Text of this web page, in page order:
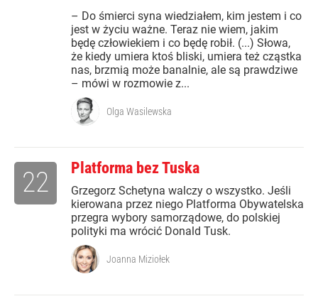
– Do śmierci syna wiedziałem, kim jestem i co
jest w życiu ważne. Teraz nie wiem, jakim
będę człowiekiem i co będę robił. (...) Słowa,
że kiedy umiera ktoś bliski, umiera też cząstka
nas, brzmią może banalnie, ale są prawdziwe
– mówi w rozmowie z...
Olga Wasilewska
Platforma bez Tuska
Grzegorz Schetyna walczy o wszystko. Jeśli
kierowana przez niego Platforma Obywatelska
przegra wybory samorządowe, do polskiej
polityki ma wrócić Donald Tusk.
22
Joanna Miziołek